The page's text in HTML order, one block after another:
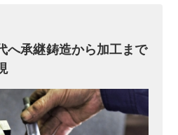
へ承継鋳造から加工まで